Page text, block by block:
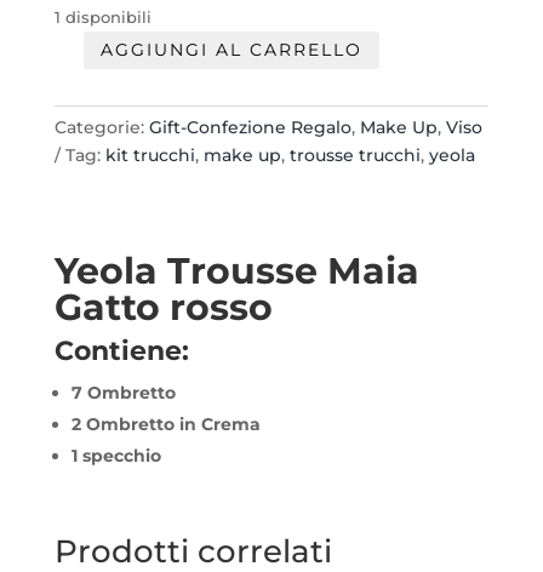
era:
21,50 €.
è:
11,00 €.
1 disponibili
Maia
Gatto
AGGIUNGI AL CARRELLO
Categorie: Gift-Confezione Regalo, Make Up, Viso
Tag: kit trucchi, make up, trousse trucchi, yeola
Yeola Trousse Maia
Gatto rosso
Contiene:
7 Ombretto
2 Ombretto in Crema
1 specchio
Prodotti correlati